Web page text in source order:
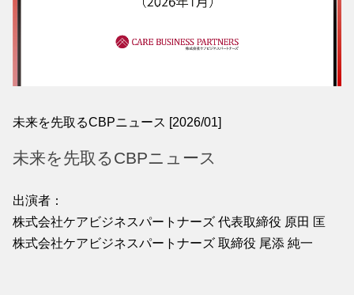
未来を先取るCBPニュース [2026/01]
未来を先取るCBPニュース
出演者：
株式会社ケアビジネスパートナーズ 代表取締役 原田 匡
株式会社ケアビジネスパートナーズ 取締役 尾添 純一